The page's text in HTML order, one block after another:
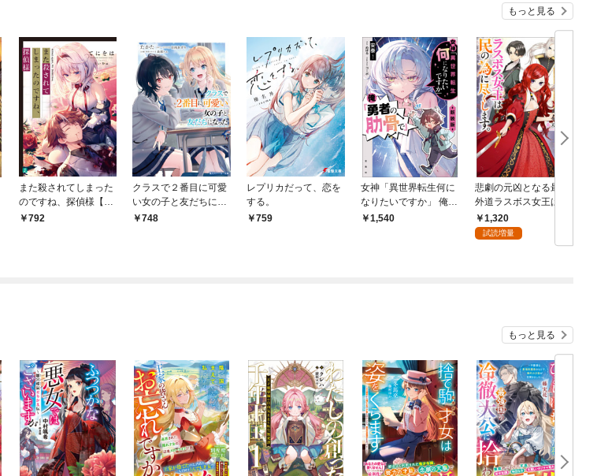
もっと見る
また殺されてしまった
のですね、探偵様【電
子特典付き】
792
クラスで２番目に可愛
い女の子と友だちにな
った【電子版】
748
レプリカだって、恋を
する。
759
女神「異世界転生何に
なりたいですか」 俺
「勇者の肋骨で」 新装
1,540
悲劇の元凶となる最強
外道ラスボス女王は民
の為に尽くします。
【特典SS付】
1,320
試読増量
もっと見る